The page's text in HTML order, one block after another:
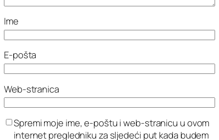
Ime
E-pošta
Web-stranica
Spremi moje ime, e-poštu i web-stranicu u ovom
internet pregledniku za sljedeći put kada budem